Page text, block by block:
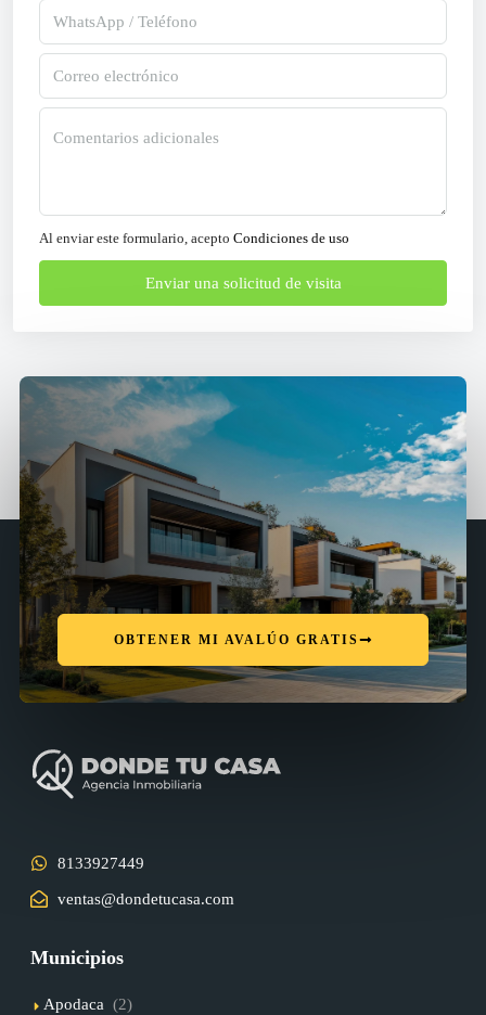
Al enviar este formulario, acepto Condiciones de uso
Enviar una solicitud de visita
OBTENER MI AVALÚO GRATIS
8133927449
ventas@dondetucasa.com
Municipios
Apodaca (2)